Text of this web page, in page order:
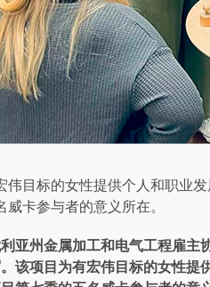
伟目标的女性提供个人和职业
威卡参与者的意义所在。
亚州金属加工和电气工程雇主
该项目为有宏伟目标的女性提